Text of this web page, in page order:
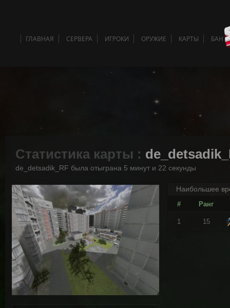
ГЛАВНАЯ СЕРВЕРА ИГРОКИ ОРУЖИЕ КАРТЫ БАН
Статистика карты :
de_detsadik_RF была отыграна 5 минут и 22 секунды
Наибольшее
# Ранг
1 15